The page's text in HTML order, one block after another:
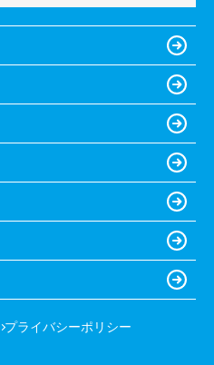
プライバシーポリシー